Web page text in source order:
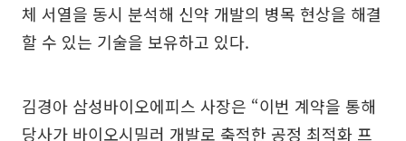
체 서열을 동시 분석해 신약 개발의 병목 현상을 해결
할 수 있는 기술을 보유하고 있다.
김경아 삼성바이오에피스 사장은 “이번 계약을 통해
당사가 바이오시밀러 개발로 축적한 공정 최적화 프